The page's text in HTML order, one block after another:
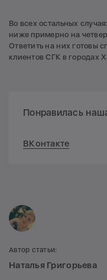
Во всех остальных
ниже примерно на
Ответить на них готовы
клиентов СГК в городах
Понравилась
ВКонтакте
Автор статьи:
Наталья Григорьева